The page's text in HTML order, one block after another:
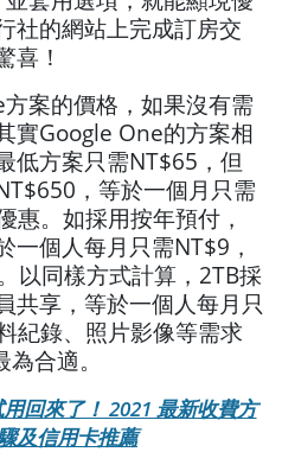
社的網站上完成訂房交
喜！
案的價格，如果沒有需
實Google One的方案相
低方案只需NT$65，但
，等於一個月只需
惠。如採用按年預付，
一個人每月只需NT$9，
以同樣方式計算，2TB採
共享，等於一個人每月只
紀錄、照片影像等需求
合適。
回來了！ 2021 最新收費方
及信用卡推薦